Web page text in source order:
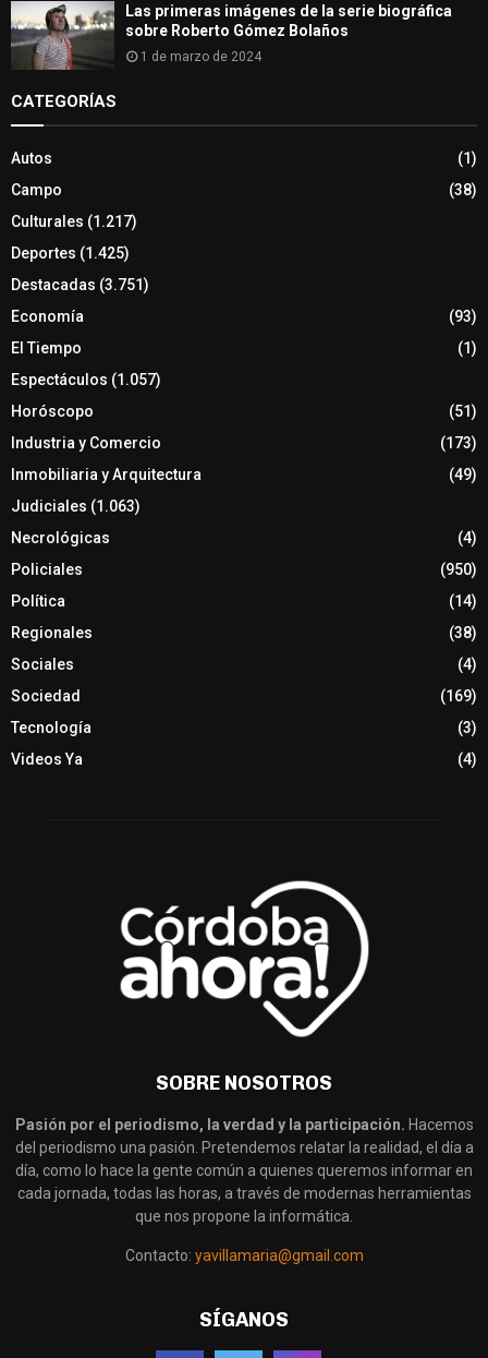
Las primeras imágenes de la serie biográfica
sobre Roberto Gómez Bolaños
1 de marzo de 2024
CATEGORÍAS
Autos
(1)
Campo
(38)
Culturales (1.217)
Deportes (1.425)
Destacadas (3.751)
Economía
(93)
El Tiempo
(1)
Espectáculos (1.057)
Horóscopo
(51)
Industria y Comercio
(173)
Inmobiliaria y Arquitectura
(49)
Judiciales (1.063)
Necrológicas
(4)
Policiales
(950)
Política
(14)
Regionales
(38)
Sociales
(4)
Sociedad
(169)
Tecnología
(3)
Videos Ya
(4)
SOBRE NOSOTROS
Pasión por el periodismo, la verdad y la participación. Hacemos
del periodismo una pasión. Pretendemos relatar la realidad, el día a
día, como lo hace la gente común a quienes queremos informar en
cada jornada, todas las horas, a través de modernas herramientas
que nos propone la informática.
Contacto: yavillamaria@gmail.com
SÍGANOS